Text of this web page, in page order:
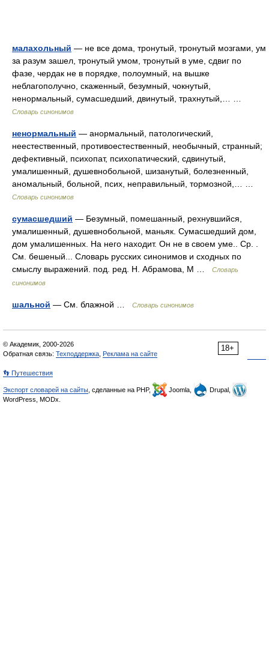
малахольный — не все дома, тронутый, тронутый мозгами, ум
за разум зашел, тронутый умом, тронутый в уме, сдвиг по
фазе, чердак не в порядке, полоумный, на вышке
неблагополучно, скаженный, безумный, чокнутый,
ненормальный, сумасшедший, двинутый, трахнутый,… …
Словарь синонимов
ненормальный — анормальный, патологический,
неестественный, противоестественный, необычный, странный;
дефективный, психопат, психопатический, сдвинутый,
умалишенный, душевнобольной, шизанутый, болезненный,
аномальный, больной, псих, неправильный, тормозной,… …
Словарь синонимов
сумасшедший — Безумный, помешанный, рехнувшийся,
умалишенный, душевнобольной, маньяк. Сумасшедший дом,
дом умалишенных. На него находит. Он не в своем уме.. Ср. .
См. бешеный... Словарь русских синонимов и сходных по
смыслу выражений. под. ред. Н. Абрамова, М …
Словарь
синонимов
шальной — См. блажной … Словарь синонимов
18+
© Академик, 2000-2026
Обратная связь: Техподдержка Реклама на сайте
👣 Путешествия
Экспорт словарей на сайты , сделанные на PHP, Joomla,
Drupal,
WordPress, MODx.